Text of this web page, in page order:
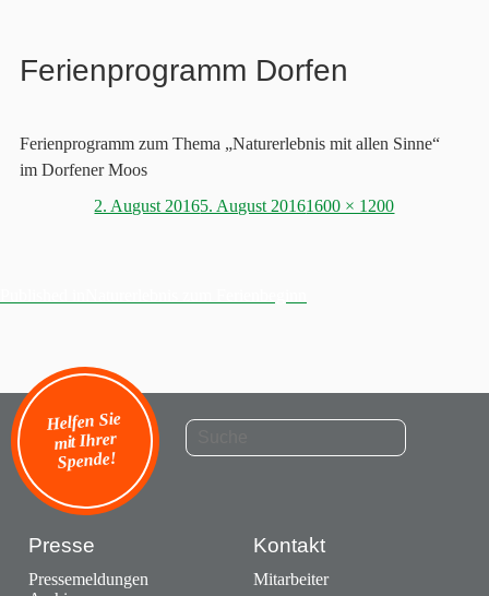
Ferienprogramm Dorfen
Ferienprogramm zum Thema „Naturerlebnis mit allen Sinne“
im Dorfener Moos
Posted
2. August 20165. August 2016Full
1600 × 1200
Beitragsnavigation
Helfen Sie
mit Ihrer
Spende!
Presse
Pressemeldungen
Kontakt
Mitarbeiter